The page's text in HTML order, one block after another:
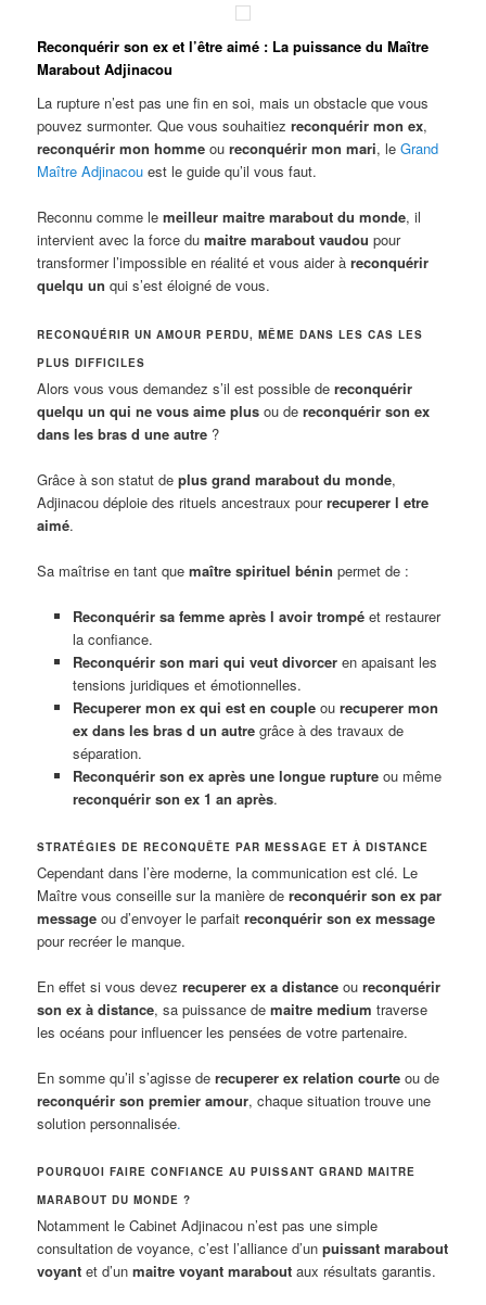
Reconquérir son ex et l’être aimé : La puissance du Maître
Marabout Adjinacou
La rupture n’est pas une fin en soi, mais un obstacle que vous
pouvez surmonter. Que vous souhaitiezreconquérir mon ex,
reconquérir mon homme oureconquérir mon mari, leGrand
Maître Adjinacouest le guide qu’il vous faut.
Reconnu comme lemeilleur maitre marabout du monde, il
intervient avec la force dumaitre marabout vaudou pour
transformer l’impossible en réalité et vous aider àreconquérir
quelqu un qui s’est éloigné de vous.
RECONQUÉRIR UN AMOUR PERDU, MÊME DANS LES CAS LES
PLUS DIFFICILES
Alors vous vous demandez s’il est possible dereconquérir
quelqu un qui ne vous aime plus ou dereconquérir son ex
dans les bras d une autre ?
Grâce à son statut deplus grand marabout du monde,
Adjinacou déploie des rituels ancestraux pourrecuperer l etre
aimé.
Sa maîtrise en tant quemaître spirituel bénin permet de :
Reconquérir sa femme après l avoir trompéet restaurer
la confiance.
Reconquérir son mari qui veut divorceren apaisant les
tensions juridiques et émotionnelles.
Recuperer mon ex qui est en coupleou recuperer mon
ex dans les bras d un autregrâce à des travaux de
séparation.
Reconquérir son ex après une longue ruptureou même
reconquérir son ex 1 an après.
STRATÉGIES DE RECONQUÊTE PAR MESSAGE ET À DISTANCE
Cependant dans l’ère moderne, la communication est clé. Le
Maître vous conseille sur la manière dereconquérir son ex par
message ou d’envoyer le parfaitreconquérir son ex message
pour recréer le manque.
En effet si vous devezrecuperer ex a distance oureconquérir
son ex à distance, sa puissance demaitre medium traverse
les océans pour influencer les pensées de votre partenaire.
En somme qu’il s’agisse derecuperer ex relation courte ou de
reconquérir son premier amour, chaque situation trouve une
solution personnalisée.
POURQUOI FAIRE CONFIANCE AU PUISSANT GRAND MAITRE
MARABOUT DU MONDE ?
Notamment le Cabinet Adjinacou n’est pas une simple
consultation de voyance, c’est l’alliance d’unpuissant marabout
voyant et d’unmaitre voyant marabout aux résultats garantis.